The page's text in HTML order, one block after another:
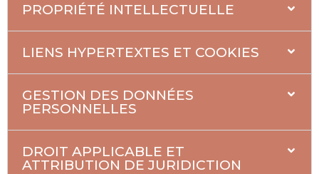
PROPRIÉTÉ INTELLECTUELLE
LIENS HYPERTEXTES ET COOKIES
GESTION DES DONNÉES
PERSONNELLES
DROIT APPLICABLE ET
ATTRIBUTION DE JURIDICTION